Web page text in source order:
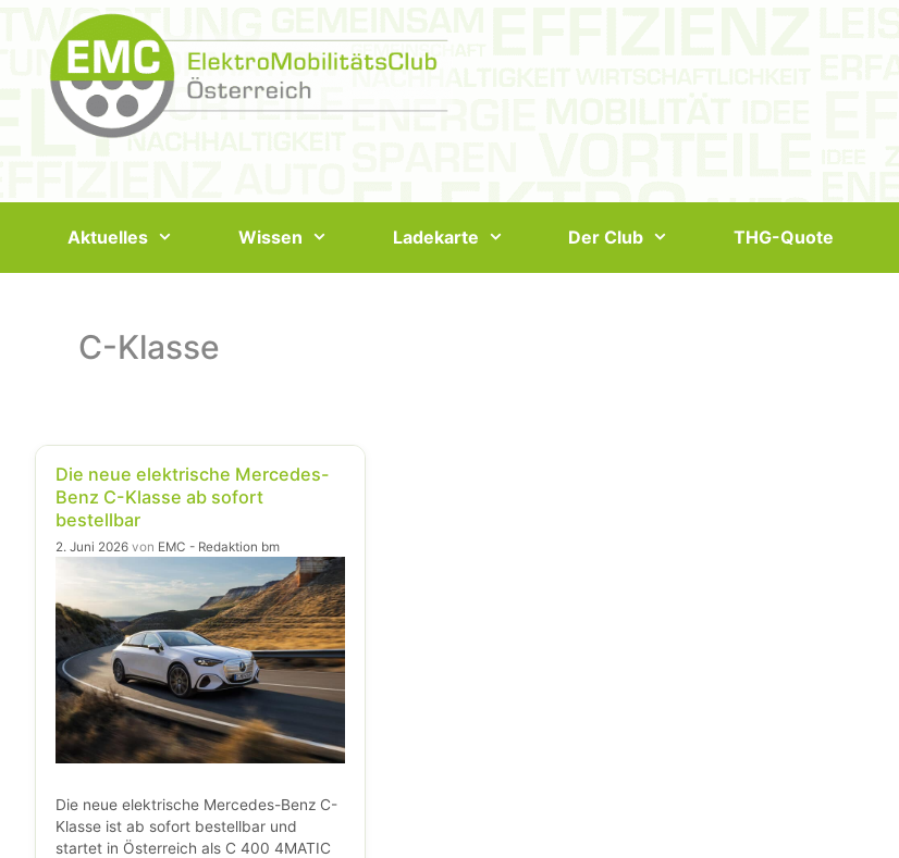
Aktuelles Wissen Ladekarte Der Club THG-Quote
C-Klasse
Die neue elektrische Mercedes-
Benz C-Klasse ab sofort
bestellbar
2. Juni 2026 von EMC - Redaktion bm
Die neue elektrische Mercedes-Benz C-
Klasse ist ab sofort bestellbar und
startet in Österreich als C 400 4MATIC